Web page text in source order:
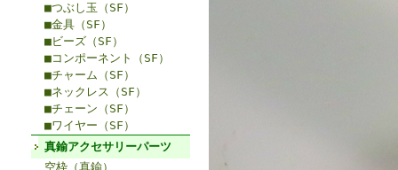
■つぶし玉（SF）
■金具（SF）
■ビーズ（SF）
■コンポーネント（SF）
■チャーム（SF）
■ネックレス（SF）
■チェーン（SF）
■ワイヤー（SF）
真鍮アクセサリーパーツ
空枠（真鍮）